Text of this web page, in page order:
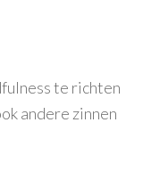
te richten
andere zinnen